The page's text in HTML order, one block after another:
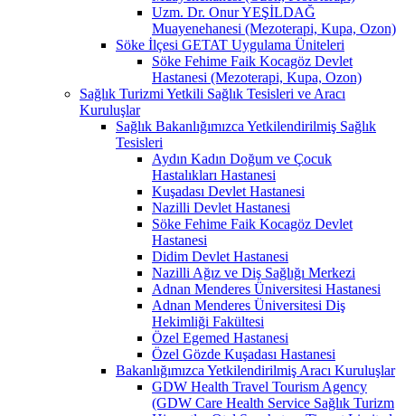
Uzm. Dr. Onur YEŞİLDAĞ
Muayenehanesi (Mezoterapi, Kupa, Ozon)
Söke İlçesi GETAT Uygulama Üniteleri
Söke Fehime Faik Kocagöz Devlet
Hastanesi (Mezoterapi, Kupa, Ozon)
Sağlık Turizmi Yetkili Sağlık Tesisleri ve Aracı
Kuruluşlar
Sağlık Bakanlığımızca Yetkilendirilmiş Sağlık
Tesisleri
Aydın Kadın Doğum ve Çocuk
Hastalıkları Hastanesi
Kuşadası Devlet Hastanesi
Nazilli Devlet Hastanesi
Söke Fehime Faik Kocagöz Devlet
Hastanesi
Didim Devlet Hastanesi
Nazilli Ağız ve Diş Sağlığı Merkezi
Adnan Menderes Üniversitesi Hastanesi
Adnan Menderes Üniversitesi Diş
Hekimliği Fakültesi
Özel Egemed Hastanesi
Özel Gözde Kuşadası Hastanesi
Bakanlığımızca Yetkilendirilmiş Aracı Kuruluşlar
GDW Health Travel Tourism Agency
(GDW Care Health Service Sağlık Turizm